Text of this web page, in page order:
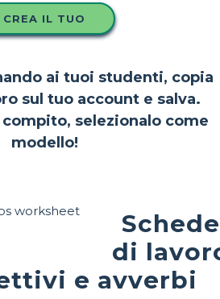
CREA IL TUO
ai tuoi studenti, copia
sul tuo account e salva.
selezionalo come
modello!
Schede
di
e avverbi